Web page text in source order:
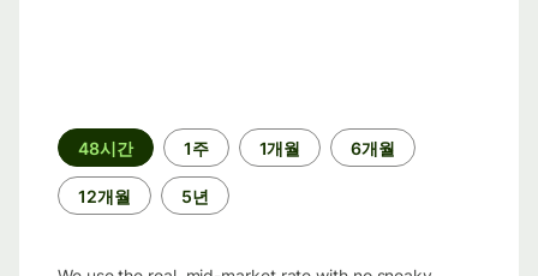
기
간
48시간 1주 1개월 6개월
12개월 5년